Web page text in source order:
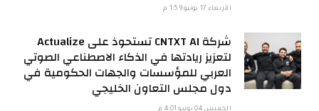
الأربعاء 17 يونيو 1:59 م
شركة CNTXT AI تستحوذ على Actualize
لتعزيز ريادتها في الذكاء الاصطناعي الصوتي
العربي للمؤسسات والجهات الحكومية في
دول مجلس التعاون الخليجي